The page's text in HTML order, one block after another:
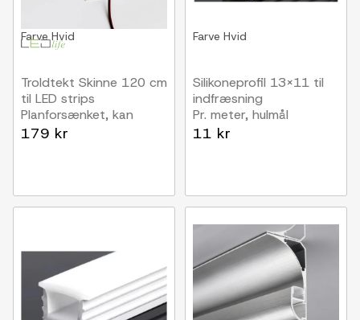
FarveHvid
Troldtekt Skinne 120 cm
til LED strips
Planforsænket, kan
forlænges
179 kr
Farve Hvid
Silikoneprofil 13x11 til
indfræsning
Pr. meter, hulmål
10x10mm, passer til 5-
11 kr